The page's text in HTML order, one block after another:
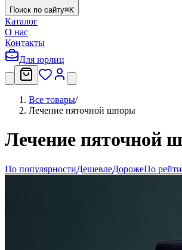
Поиск по сайту⌘K
Каталог
О нас
Контакты
Для юрлиц
Все товары/
Лечение пяточной шпоры
Лечение пяточной
По популярностиДешевлеДорожеПо